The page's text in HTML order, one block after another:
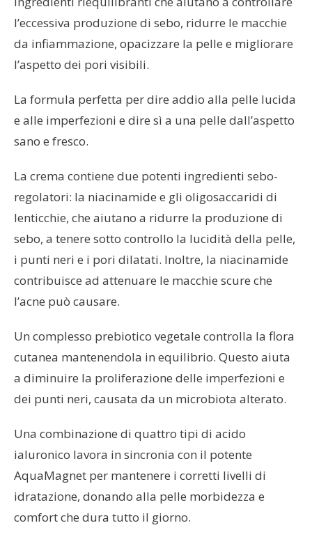
l’eccessiva produzione di sebo, ridurre le macchie
da infiammazione, opacizzare la pelle e migliorare
l’aspetto dei pori visibili.
La formula perfetta per dire addio alla pelle lucida
e alle imperfezioni e dire sì a una pelle dall’aspetto
sano e fresco.
La crema contiene due potenti ingredienti sebo-
regolatori: la niacinamide e gli oligosaccaridi di
lenticchie, che aiutano a ridurre la produzione di
sebo, a tenere sotto controllo la lucidità della pelle,
i punti neri e i pori dilatati. Inoltre, la niacinamide
contribuisce ad attenuare le macchie scure che
l’acne può causare.
Un complesso prebiotico vegetale controlla la flora
cutanea mantenendola in equilibrio. Questo aiuta
a diminuire la proliferazione delle imperfezioni e
dei punti neri, causata da un microbiota alterato.
Una combinazione di quattro tipi di acido
ialuronico lavora in sincronia con il potente
AquaMagnet per mantenere i corretti livelli di
idratazione, donando alla pelle morbidezza e
comfort che dura tutto il giorno.